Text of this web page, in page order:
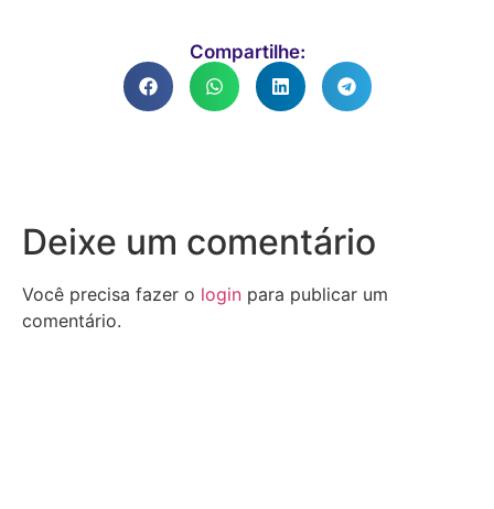
Compartilhe:
Deixe um comentário
Você precisa fazer o login para publicar um
comentário.